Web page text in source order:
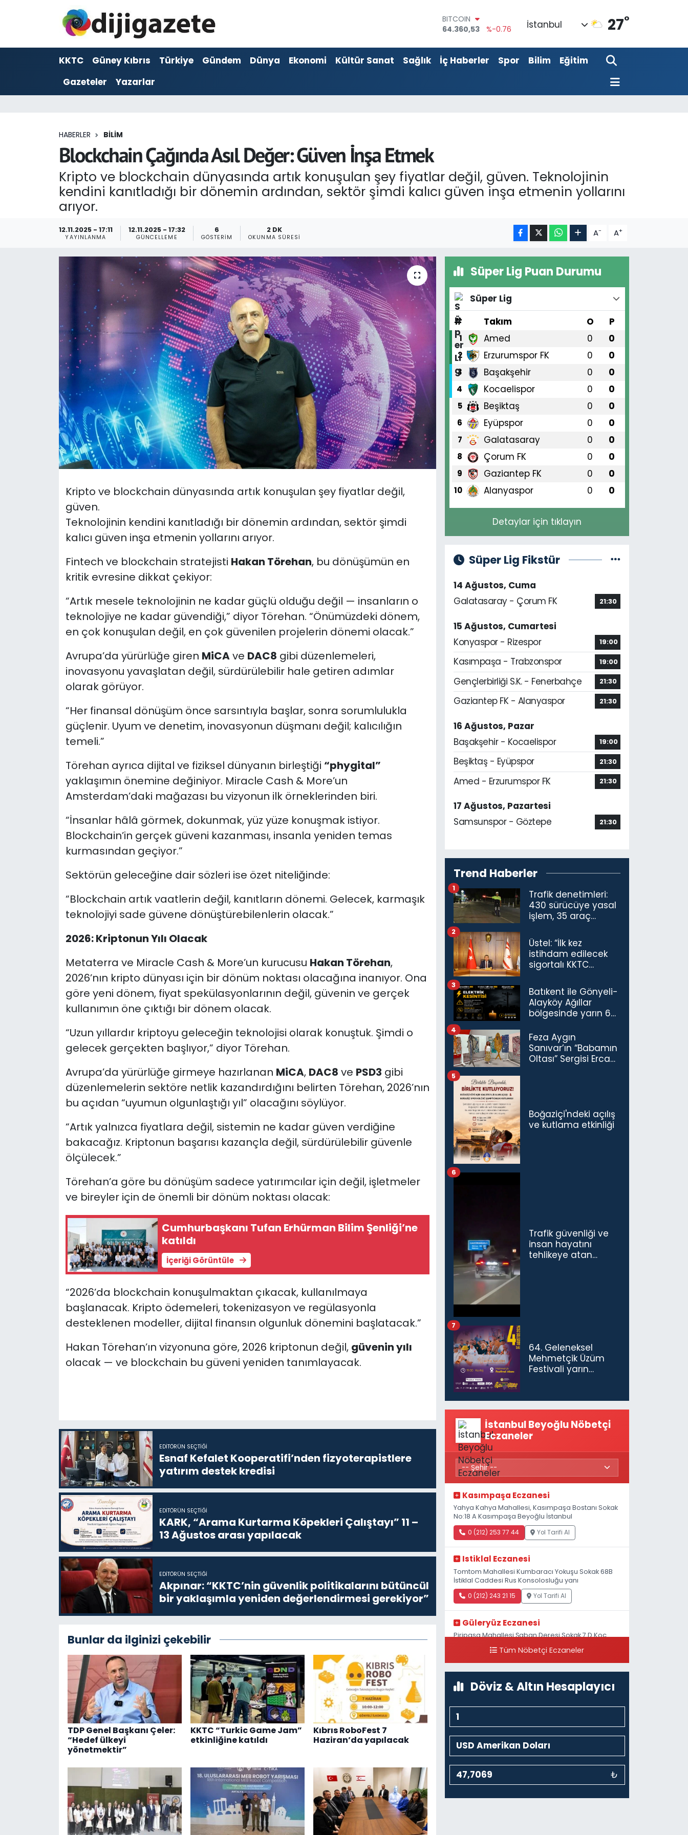
DOLAR
47,7069
%0.17
55,0265
%0.01
STERLİN
İstanbul 27°
KKTC Güney Kıbrıs Türkiye Gündem Dünya Ekonomi Kültür Sanat Sağlık İç Haberler Spor Bilim
Eğitim
Gazeteler
Yazarlar
HABERLER BILIM
Blockchain Çağında Asıl Değer: Güven İnşa Etmek
Kripto ve blockchain dünyasında artık konuşulan şey fiyatlar değil, güven. Teknolojinin
kendini kanıtladığı bir dönemin ardından, sektör şimdi kalıcı güven inşa etmenin yollarını
arıyor.
12.11.2025 - 17:11
YAYINLANMA
12.11.2025 - 17:32
GÜNCELLEME
6
GÖSTERIM
2 DK
OKUNMA SÜRESI A- A+
Kripto ve blockchain dünyasında artık konuşulan şey fiyatlar değil,
güven.
Teknolojinin kendini kanıtladığı bir dönemin ardından, sektör şimdi
kalıcı güven inşa etmenin yollarını arıyor.
Fintech ve blockchain stratejisti Hakan Törehan, bu dönüşümün en
kritik evresine dikkat çekiyor:
“Artık mesele teknolojinin ne kadar güçlü olduğu değil — insanların o
teknolojiye ne kadar güvendiği,” diyor Törehan. “Önümüzdeki dönem,
en çok konuşulan değil, en çok güvenilen projelerin dönemi olacak.”
Avrupa’da yürürlüğe giren MiCAve DAC8 gibi düzenlemeleri,
inovasyonu yavaşlatan değil, sürdürülebilir hale getiren adımlar
olarak görüyor.
“Her finansal dönüşüm önce sarsıntıyla başlar, sonra sorumlulukla
güçlenir. Uyum ve denetim, inovasyonun düşmanı değil; kalıcılığın
temeli.”
Törehan ayrıca dijital ve fiziksel dünyanın birleştiği “phygital”
yaklaşımın önemine değiniyor. Miracle Cash & More’un
Amsterdam’daki mağazası bu vizyonun ilk örneklerinden biri.
“İnsanlar hâlâ görmek, dokunmak, yüz yüze konuşmak istiyor.
Blockchain’in gerçek güveni kazanması, insanla yeniden temas
kurmasından geçiyor.”
Sektörün geleceğine dair sözleri ise özet niteliğinde:
“Blockchain artık vaatlerin değil, kanıtların dönemi. Gelecek, karmaşık
teknolojiyi sade güvene dönüştürebilenlerin olacak.”
2026: Kriptonun Yılı Olacak
Metaterra ve Miracle Cash & More’un kurucusu Hakan Törehan,
2026’nın kripto dünyası için bir dönüm noktası olacağına inanıyor. Ona
göre yeni dönem, fiyat spekülasyonlarının değil, güvenin ve gerçek
kullanımın öne çıktığı bir dönem olacak.
“Uzun yıllardır kriptoyu geleceğin teknolojisi olarak konuştuk. Şimdi o
gelecek gerçekten başlıyor,” diyor Törehan.
Avrupa’da yürürlüğe girmeye hazırlanan MiCA, DAC8 ve PSD3 gibi
düzenlemelerin sektöre netlik kazandırdığını belirten Törehan, 2026’nın
bu açıdan “uyumun olgunlaştığı yıl” olacağını söylüyor.
“Artık yalnızca fiyatlara değil, sistemin ne kadar güven verdiğine
bakacağız. Kriptonun başarısı kazançla değil, sürdürülebilir güvenle
ölçülecek.”
Törehan’a göre bu dönüşüm sadece yatırımcılar için değil, işletmeler
ve bireyler için de önemli bir dönüm noktası olacak:
Cumhurbaşkanı Tufan Erhürman Bilim Şenliği’ne
katıldı
İçeriği Görüntüle
“2026’da blockchain konuşulmaktan çıkacak, kullanılmaya
başlanacak. Kripto ödemeleri, tokenizasyon ve regülasyonla
desteklenen modeller, dijital finansın olgunluk dönemini başlatacak.”
Hakan Törehan’ın vizyonuna göre, 2026 kriptonun değil, güvenin yılı
olacak — ve blockchain bu güveni yeniden tanımlayacak.
EDITÖRÜN SEÇTIĞI
Esnaf Kefalet Kooperatifi’nden fizyoterapistlere
yatırım destek kredisi
EDITÖRÜN SEÇTIĞI
KARK, “Arama Kurtarma Köpekleri Çalıştayı” 11 –
13 Ağustos arası yapılacak
EDITÖRÜN SEÇTIĞI
Akpınar: “KKTC’nin güvenlik politikalarını bütüncül
bir yaklaşımla yeniden değerlendirmesi gerekiyor”
Bunlar da ilginizi çekebilir
TDP Genel Başkanı Çeler:
“Hedef ülkeyi
yönetmektir”
KKTC “Turkic Game Jam”
etkinliğine katıldı
Kıbrıs RoboFest 7
Haziran’da yapılacak
Süper Lig Puan Durumu
Süper Lig
#
Takım O P
1 Amed 0 0
2 Erzurumspor FK 0 0
3 Başakşehir 0 0
4 Kocaelispor 0 0
5 Beşiktaş 0 0
6 Eyüpspor 0 0
7 Galatasaray 0 0
8 Çorum FK 0 0
9 Gaziantep FK 0 0
10 Alanyaspor 0 0
Detaylar için tıklayın
Süper Lig Fikstür
14 Ağustos, Cuma
Galatasaray - Çorum FK
21:30
15 Ağustos, Cumartesi
Konyaspor - Rizespor
19:00
Kasımpaşa - Trabzonspor 19:00
Gençlerbirliği S.K. - Fenerbahçe 21:30
Gaziantep FK - Alanyaspor 21:30
16 Ağustos, Pazar
Başakşehir - Kocaelispor
19:00
Beşiktaş - Eyüpspor 21:30
Amed - Erzurumspor FK 21:30
17 Ağustos, Pazartesi
Samsunspor - Göztepe
21:30
Trend Haberler
Trafik denetimleri:
430 sürücüye yasal
işlem, 35 araç
1
Üstel: “İlk kez
istihdam edilecek
sigortalı KKTC
maaş desteğini 35
bin TL'ye çıkardık”
2
Batıkent ile Gönyeli-
Alayköy Ağıllar
bölgesinde yarın 6
kesintisi…
3
Feza Aygın
Sanıvar’ın “Babamın
Oltası” Sergisi Ercan
4
Boğaziçi'ndeki açılış
ve kutlama etkinliği
5
Trafik güvenliği ve
insan hayatını
tehlikeye atan
6
64. Geleneksel
Mehmetçik Üzüm
Festivali yarın
7
İstanbul Beyoğlu Nöbetçi
Eczaneler
Kasımpaşa Eczanesi
Yahya Kahya Mahallesi, Kasımpaşa Bostanı Sokak
No:18 A Kasımpaşa Beyoğlu İstanbul
0 (212) 253 77 44 Yol Tarifi Al
Istiklal Eczanesi
Tomtom Mahallesi Kumbaracı Yokuşu Sokak 68B
İstiklal Caddesi Rus Konsolosluğu yanı
0 (212) 243 21 15 Yol Tarifi Al
Güleryüz Eczanesi
Piripaşa Mahallesi Şaban Deresi Sokak 7 D Koç
Tüm Nöbetçi Eczaneler
Döviz & Altın Hesaplayıcı
₺
ADVERTORIAL
Dijigazete
Foto Galeri
KKTC YEREL SEÇİM 2018
Kültür Sanat
Magazin
Nöbetçi Eczaneler
Otomobil Dünyası
Politika
Teknoloji
Yazarlar
Hava Durumu
Trafik Durumu
Haber Arşivi